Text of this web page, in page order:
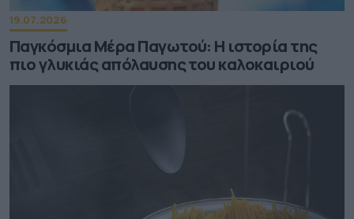
19.07.2026
Παγκόσμια Μέρα Παγωτού: Η ιστορία της
πιο γλυκιάς απόλαυσης του καλοκαιριού